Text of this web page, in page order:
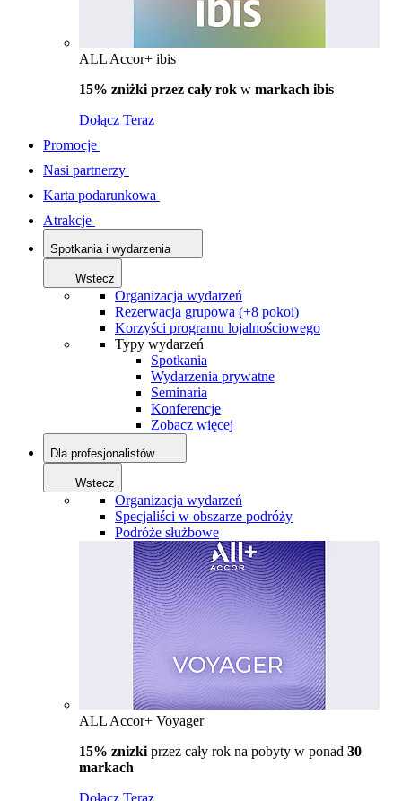
ALL Accor+ ibis
15% zniżki przez cały rok w markach ibis
Dołącz Teraz
Promocje
Nasi partnerzy
Karta podarunkowa
Atrakcje
Spotkania i wydarzenia
Wstecz
Organizacja wydarzeń
Rezerwacja grupowa (+8 pokoi)
Korzyści programu lojalnościowego
Typy wydarzeń
Spotkania
Wydarzenia prywatne
Seminaria
Konferencje
Zobacz więcej
Dla profesjonalistów
Wstecz
Organizacja wydarzeń
Specjaliści w obszarze podróży
Podróże służbowe
ALL Accor+ Voyager
15% znizki przez cały rok na pobyty w ponad 30
markach
Dołącz Teraz